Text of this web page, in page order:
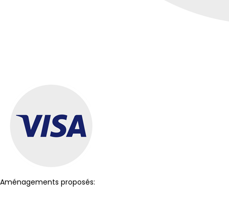
Aménagements proposés: